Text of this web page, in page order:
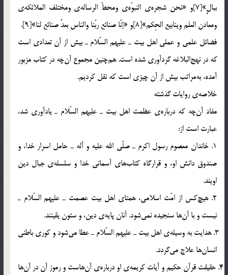
ببالٍ»[7]و «نحن شجره‌ي النبوّه‌ي ومحطّ الرساله‌ي ومختلف الملائكه‌ي
ومعادن العلم وينابيع الحِكم»[8]و «إنّا صنائع ربّنا والناس بعدُ صنائع لنا»[9].
فضائل علمي و عملي اهل ‎بيت ـ عليهم السّلام ـ بيش از آن تعدادي است
كه در نهج‎البلاغه گردآوري شده است. هم‎چنين مجموع آن‎چه در كتاب مزبور
آمده، به‎مراتب بيش از آن چيزي است كه نقل كرديم.
خلاصه‌ي روايات گذشته
مفاد آن‎چه كه درباره‌ي عظمت اهل ‎بيت ـ عليهم السّلام ـ يادآوري شد،
عبارت است از:
1. خاندان معصوم رسول اكرم ـ صلّي الله عليه و آله ـ حامل اسرار خدا، و
صندوق دانش او، و قرارگاه كتاب‎هاي آسماني خدا و سلسله‌ي جبال دين
اويند.
2. هيچ‎كس از امّت اسلامي، همتاي اهل ‎بيت عصمت ـ عليهم السّلام ـ
نيست و با آن‎ها سنجيده نمي‎شود. آنان پايه‌ي دين، و ستون يقينند.
3. هدايت به وسيله‌ي اهل بيت ـ عليهم السّلام ـ عطا مي‎شود و كوري باطني
انسان‎ها علاج مي‎گردد.
4. حقيقت قرآن حكيم و آيات كريمه‌ي او درباره‌ي آن‎هاست و رموز آن در آن‎ها